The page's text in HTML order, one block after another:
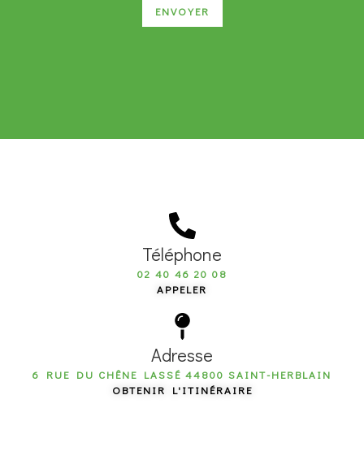
ENVOYER
Téléphone
02 40 46 20 08
APPELER
Adresse
6 RUE DU CHÊNE LASSÉ 44800 SAINT-HERBLAIN
OBTENIR L'ITINÉRAIRE